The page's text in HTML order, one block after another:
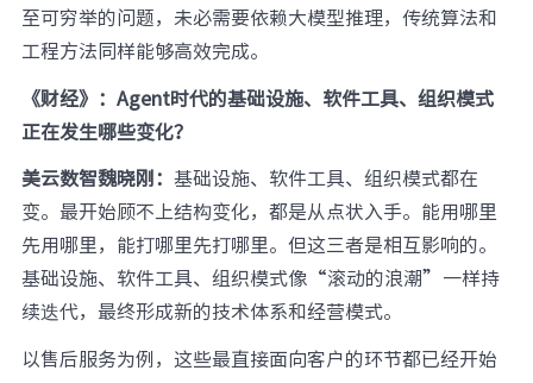
至可穷举的问题，未必需要依赖大模型推理，传统算法和
工程方法同样能够高效完成。
《财经》：Agent时代的基础设施、软件工具、组织模式
正在发生哪些变化？
美云数智魏晓刚： 基础设施、软件工具、组织模式都在
变。最开始顾不上结构变化，都是从点状入手。能用哪里
先用哪里，能打哪里先打哪里。但这三者是相互影响的。
基础设施、软件工具、组织模式像“滚动的浪潮”一样持
续迭代，最终形成新的技术体系和经营模式。
以售后服务为例，这些最直接面向客户的环节都已经开始